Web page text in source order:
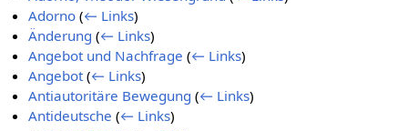
Adorno (← Links)
Änderung (← Links)
Angebot und Nachfrage (← Links)
Angebot (← Links)
Antiautoritäre Bewegung (← Links)
Antideutsche (← Links)